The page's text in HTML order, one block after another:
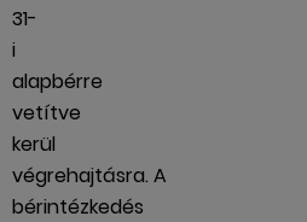
31-
i
alapbérre
vetítve
kerül
végrehajtásra. A
bérintézkedés